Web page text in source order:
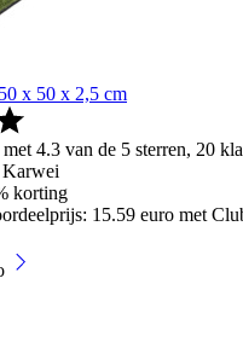
x 50 x 2,5 cm
4.3 van de 5 sterren, 20
Karwei
korting
15.59 euro met